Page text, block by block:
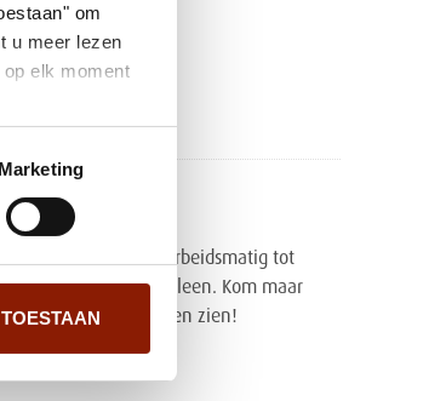
om
u meer lezen
elk moment
Marketing
't Veld
alle kanten op: van arbeidsmatig tot
groepje of rustig alleen. Kom maar
het met je eigen ogen zien!